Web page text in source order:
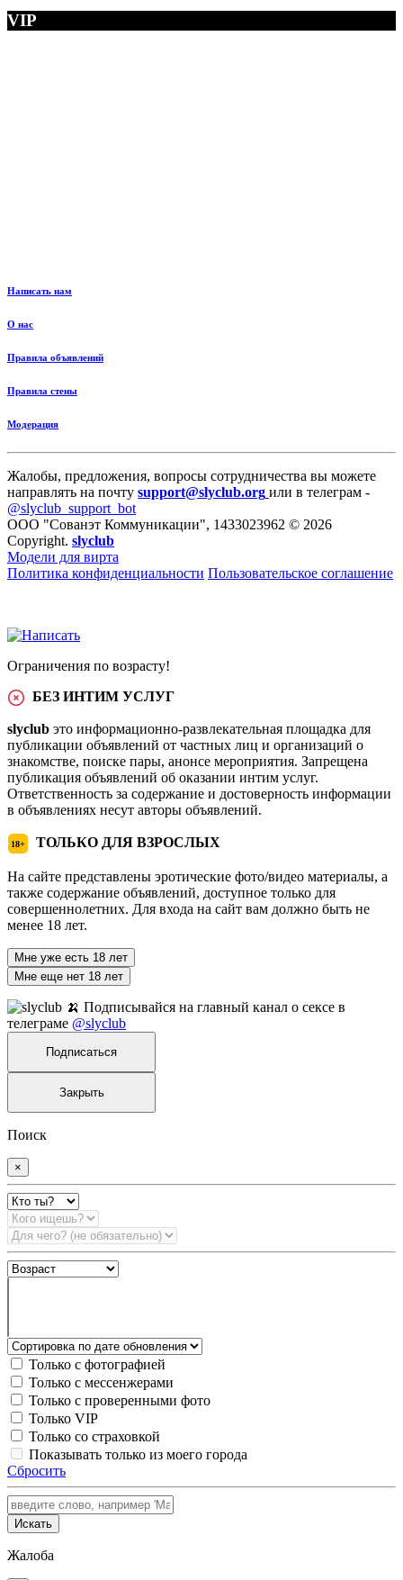
VIP
Написать нам
О нас
Правила объявлений
Правила стены
Модерация
Жалобы, предложения, вопросы сотрудничества вы можете
направлять на почту support@slyclub.org или в телеграм -
@slyclub_support_bot
ООО "Сованэт Коммуникации", 1433023962 © 2026
Copyright. slyclub
Модели для вирта
Политика конфиденциальности Пользовательское соглашение
Ограничения по возрасту!
БЕЗ ИНТИМ УСЛУГ
slyclub это информационно-развлекательная площадка для
публикации объявлений от частных лиц и организаций о
знакомстве, поиске пары, анонсе мероприятия. Запрещена
публикация объявлений об оказании интим услуг.
Ответственность за содержание и достоверность информации
в объявлениях несут авторы объявлений.
18+ ТОЛЬКО ДЛЯ ВЗРОСЛЫХ
На сайте представлены эротические фото/видео материалы, а
также содержание объявлений, доступное только для
совершеннолетних. Для входа на сайт вам должно быть не
менее 18 лет.
Мне уже есть 18 лет
Мне еще нет 18 лет
🍌 Подписывайся на главный канал о сексе в
телеграме @slyclub
Подписаться
Закрыть
Поиск
×
Только с фотографией
Только с мессенжерами
Только с проверенными фото
Только VIP
Только со страховкой
Показывать только из моего города
Сбросить
Искать
Жалоба